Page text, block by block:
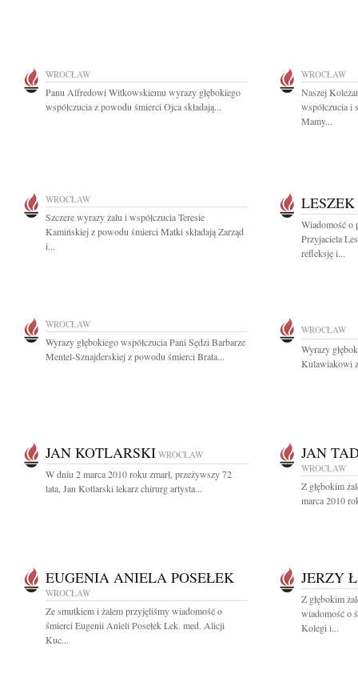
WROCŁAW
Panu Alfredowi Witkowskiemu wyrazy głębokiego
współczucia z powodu śmierci Ojca składają...
WROCŁAW
Naszej
współczucia i
Mamy...
WROCŁAW
Szczere wyrazy żalu i współczucia Teresie
Kamińskiej z powodu śmierci Matki składają Zarząd
i...
Wiadomość o
Przyjaciela
refleksję i...
WROCŁAW
Wyrazy głębokiego współczucia Pani Sędzi Barbarze
Mentel-Sznajderskiej z powodu śmierci Brata...
WROCŁAW
Wyrazy
Kulawiakowi
JAN KOTLARSKI WROCŁAW
W dniu 2 marca 2010 roku zmarł, przeżywszy 72
lata, Jan Kotlarski lekarz chirurg artysta...
JAN
WROCŁAW
Z głębokim
marca 2010
EUGENIA ANIELA POSEŁEK
WROCŁAW
Ze smutkiem i żalem przyjęliśmy wiadomość o
śmierci Eugenii Anieli Posełek Lek. med. Alicji
Kuc...
JERZY
Z głębokim
wiadomość o
Kolegi i...